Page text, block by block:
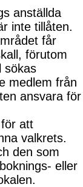
anställda
inte tillåten.
får
förutom
sökas
medlem från
ansvara för
att
valkrets.
den som
eller